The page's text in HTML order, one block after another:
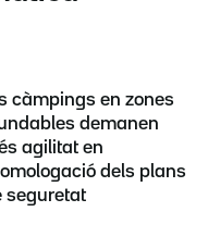
càmpings en zones
demanen
agilitat en
dels plans
seguretat